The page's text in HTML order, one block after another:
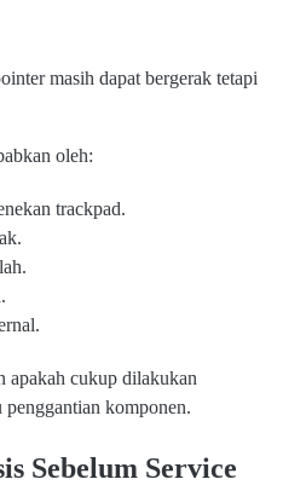
masih dapat bergerak tetapi
oleh:
trackpad.
apakah cukup dilakukan
penggantian komponen.
Sebelum Service